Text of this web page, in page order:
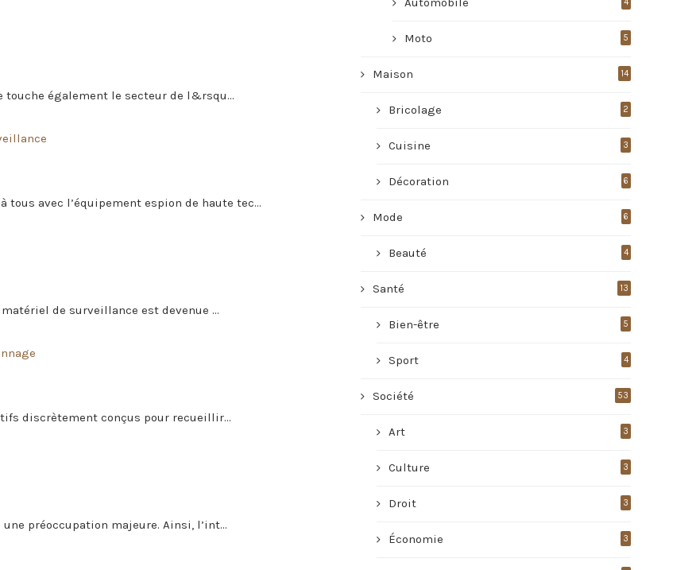
touche également le secteur de l&rsqu...
avec l’équipement espion de haute tec...
de surveillance est devenue ...
discrètement conçus pour recueillir...
préoccupation majeure. Ainsi, l’int...
Moto 5
Maison 14
Bricolage 2
Cuisine 3
Décoration 6
Mode 6
Beauté 4
Santé 13
Bien-être 5
Sport 4
Société 53
Art 3
Culture 3
Droit 3
Économie 3